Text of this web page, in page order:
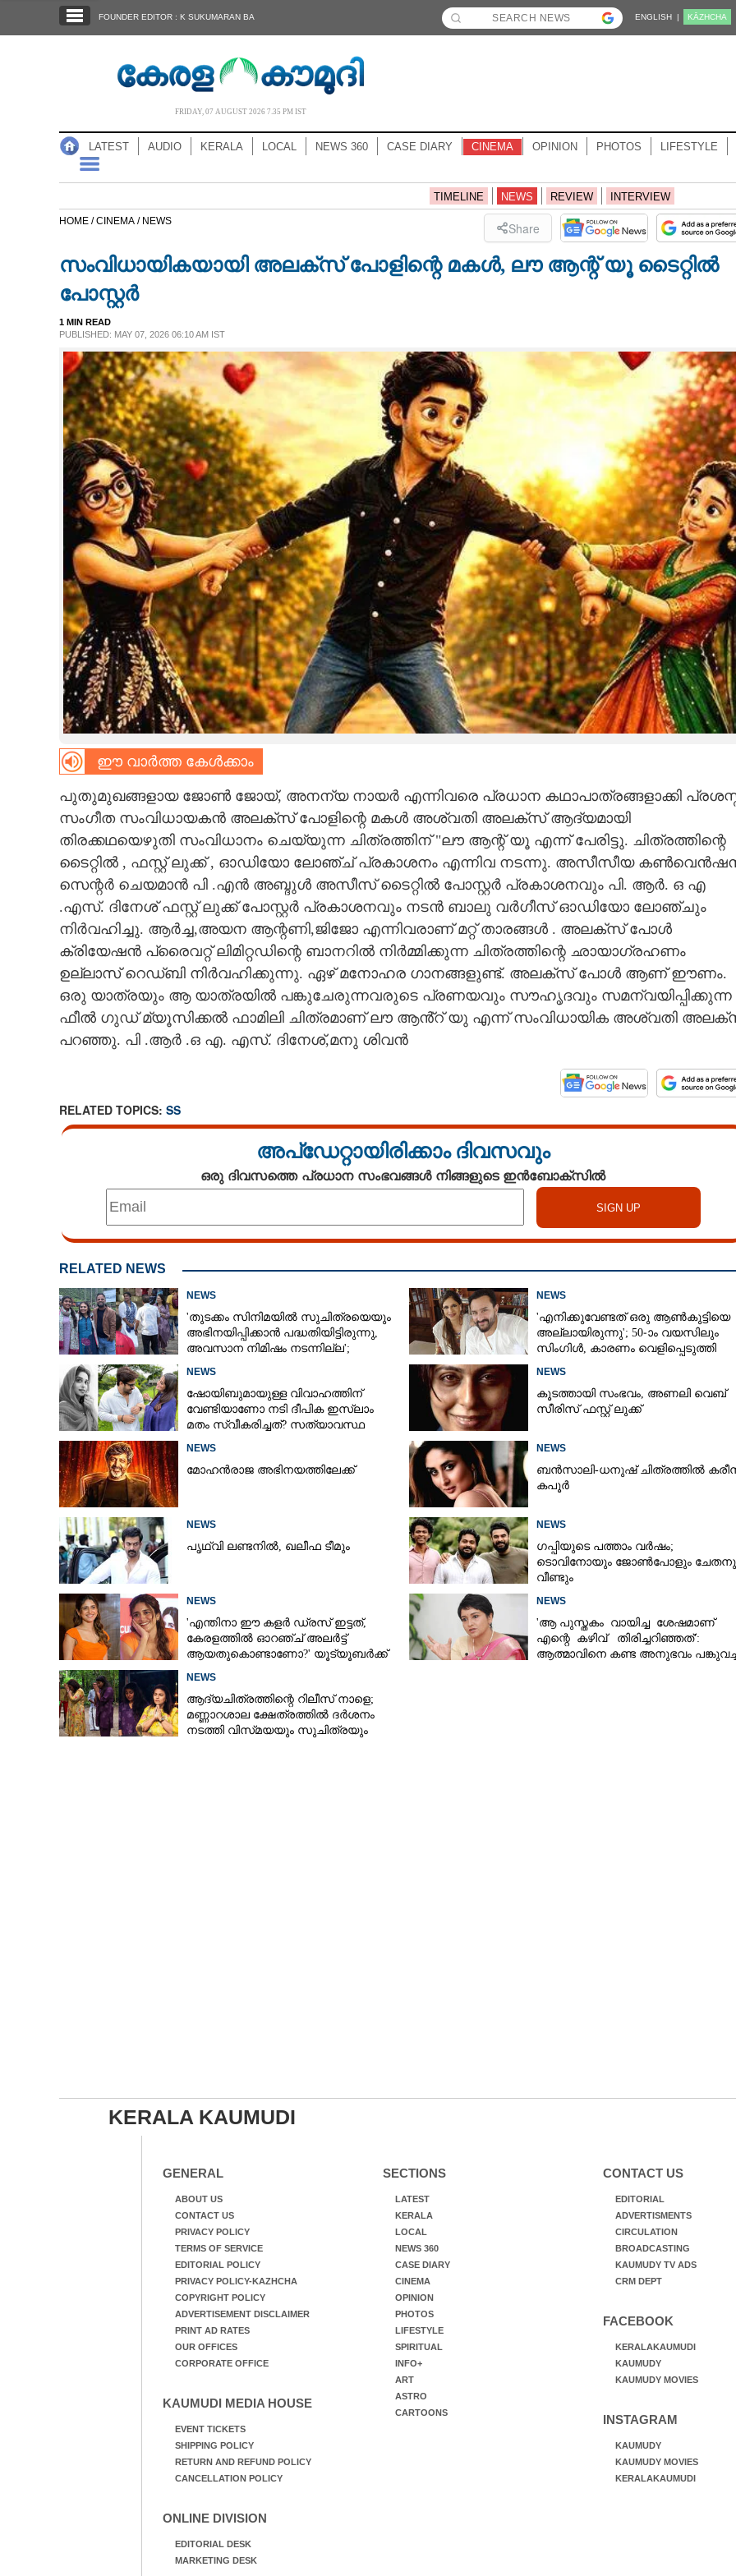
NOTIFIED NEWS
NEWS 360
CASE DIARY
LIFESTYLE
CARTOONS
CONTACT US
FOUNDER EDITOR : K SUKUMARAN BA ENGLISH | KĀZHCHA
FRIDAY, 07 AUGUST 2026 7.35 PM IST
LATEST AUDIO KERALA LOCAL NEWS 360 CASE DIARY CINEMA OPINION PHOTOS LIFESTYLE
TIMELINE NEWS REVIEW INTERVIEW
HOME /CINEMA / NEWS Share
സംവിധായികയായി അലക്സ് പോളിന്റെ മകൾ, ലൗ ആന്റ് യൂ ടൈറ്റിൽ
പോസ്റ്റർ
1 MIN READ
PUBLISHED: MAY 07, 2026 06:10 AM IST
ഈ വാർത്ത കേൾക്കാം
പുതുമുഖങ്ങളായ ജോൺ ജോയ്, അനന്യ നായർ എന്നിവരെ പ്രധാന കഥാപാത്രങ്ങളാക്കി
സംഗീത സംവിധായകൻ അലക്സ് പോളിന്റെ മകൾ അശ്വതി അലക്സ് ആദ്യമായി
തിരക്കഥയെഴുതി സംവിധാനം ചെയ്യുന്ന ചിത്രത്തിന് "ലൗ ആന്റ് യൂ എന്ന് പേരിട്ടു. ചിത്രത്തിന്റെ
ടൈറ്റിൽ , ഫസ്റ്റ് ലുക്ക് , ഓഡിയോ ലോഞ്ച് പ്രകാശനം എന്നിവ നടന്നു. അസീസീയ
സെന്റർ ചെയമാൻ പി .എൻ അബ്ദുൾ അസീസ് ടൈറ്റിൽ പോസ്റ്റർ പ്രകാശനവും പി. ആർ. ഒ എ
.എസ്. ദിനേശ് ഫസ്റ്റ് ലുക്ക് പോസ്റ്റർ പ്രകാശനവും നടൻ ബാലു വർഗീസ് ഓഡിയോ ലോഞ്ചും
നിർവഹിച്ചു. ആർച്ച,അയന ആന്റണി,ജിജോ എന്നിവരാണ് മറ്റ് താരങ്ങൾ . അലക്സ് പോൾ
ക്രിയേഷൻ പ്രൈവറ്റ് ലിമിറ്റഡിന്റെ ബാനറിൽ നിർമ്മിക്കുന്ന ചിത്രത്തിന്റെ ഛായാഗ്രഹണം
ഉല്ലാസ് റെഡ്ബി നിർവഹിക്കുന്നു. ഏഴ് മനോഹര ഗാനങ്ങളുണ്ട്. അലക്സ് പോൾ ആണ് ഈണം.
ഒരു യാത്രയും ആ യാത്രയിൽ പങ്കുചേരുന്നവരുടെ പ്രണയവും സൗഹൃദവും സമന്വയിപ്പിക്കുന്ന
ഫീൽ ഗുഡ് മ്യൂസിക്കൽ ഫാമിലി ചിത്രമാണ് ലൗ ആൻ്റ് യു എന്ന് സംവിധായിക അശ്വതി
പറഞ്ഞു. പി .ആർ .ഒ എ. എസ്. ദിനേശ്,മനു ശിവൻ
RELATED TOPICS: SS
അപ്ഡേറ്റായിരിക്കാം ദിവസവും
ഒരു ദിവസത്തെ പ്രധാന സംഭവങ്ങൾ നിങ്ങളുടെ ഇൻബോക്സിൽ
RELATED NEWS
NEWS
'തുടക്കം സിനിമയിൽ സുചിത്രയെയും
അഭിനയിപ്പിക്കാൻ പദ്ധതിയിട്ടിരുന്നു,​
അവസാന നിമിഷം നടന്നില്ല';
NEWS
'എനിക്കുവേണ്ടത് ഒരു ആൺകുട്ടിയെ
അല്ലായിരുന്നു'; 50-ാം വയസിലും
സിംഗിൾ, കാരണം വെളിപ്പെടുത്തി
NEWS
ഷോയിബുമായുള്ള വിവാഹത്തിന്
വേണ്ടിയാണോ നടി ദീപിക ഇസ്ലാം
മതം സ്വീകരിച്ചത്? സത്യാവസ്ഥ
NEWS
കൂടത്തായി സംഭവം, അണലി വെബ്
സീരിസ് ഫസ്റ്റ് ലുക്ക്
NEWS
മോഹൻരാജ അഭിനയത്തിലേക്ക്
NEWS
ബൻസാലി-ധനുഷ് ചിത്രത്തിൽ
കപൂർ
NEWS
പൃഥ്വി ലണ്ടനിൽ, ഖലീഫ ടീമും
NEWS
ഗപ്പിയുടെ പത്താം വർഷം;​
ടൊവിനോയും ജോൺപോളും
വീണ്ടും
NEWS
'എന്തിനാ ഈ കളർ ഡ്രസ് ഇട്ടത്,
കേരളത്തിൽ ഓറഞ്ച് അല‌ർട്ട്
ആയതുകൊണ്ടാണോ?' യൂട്യൂബർക്ക്
NEWS
'ആ പുസ്തകം വായിച്ച ശേഷമാണ്
എന്റെ കഴിവ് തിരിച്ചറിഞ്ഞത്':
ആത്മാവിനെ കണ്ട അനുഭവം
NEWS
ആദ്യചിത്രത്തിന്റെ റിലീസ് നാളെ;
മണ്ണാറശാല ക്ഷേത്രത്തിൽ ദർശനം
നടത്തി വിസ്‌മയയും സുചിത്രയും
KERALA KAUMUDI
GENERAL
ABOUT US
CONTACT US
PRIVACY POLICY
TERMS OF SERVICE
EDITORIAL POLICY
PRIVACY POLICY-KAZHCHA
COPYRIGHT POLICY
ADVERTISEMENT DISCLAIMER
PRINT AD RATES
OUR OFFICES
CORPORATE OFFICE
KAUMUDI MEDIA HOUSE
EVENT TICKETS
SHIPPING POLICY
RETURN AND REFUND POLICY
CANCELLATION POLICY
ONLINE DIVISION
EDITORIAL DESK
MARKETING DESK
SECTIONS
LATEST
KERALA
LOCAL
NEWS 360
CASE DIARY
CINEMA
OPINION
PHOTOS
LIFESTYLE
SPIRITUAL
INFO+
ART
ASTRO
CARTOONS
CONTACT US
EDITORIAL
ADVERTISMENTS
CIRCULATION
BROADCASTING
KAUMUDY TV ADS
CRM DEPT
FACEBOOK
KERALAKAUMUDI
KAUMUDY
KAUMUDY MOVIES
INSTAGRAM
KAUMUDY
KAUMUDY MOVIES
KERALAKAUMUDI
സംവിധായികയായി അലക്സ് പോളിന്റെ
മകൾ, ലൗ ആന്റ് യൂ ടൈറ്റിൽ പോസ്റ്റർ
Share this link